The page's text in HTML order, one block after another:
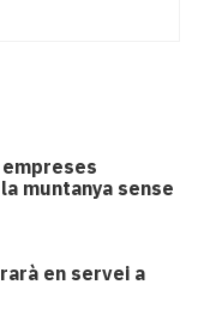
muntanya sense
en servei a